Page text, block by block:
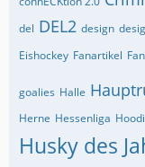
del DEL2 design
Eishockey Fanartikel
goalies Halle
Herne Hessenliga
Husky des